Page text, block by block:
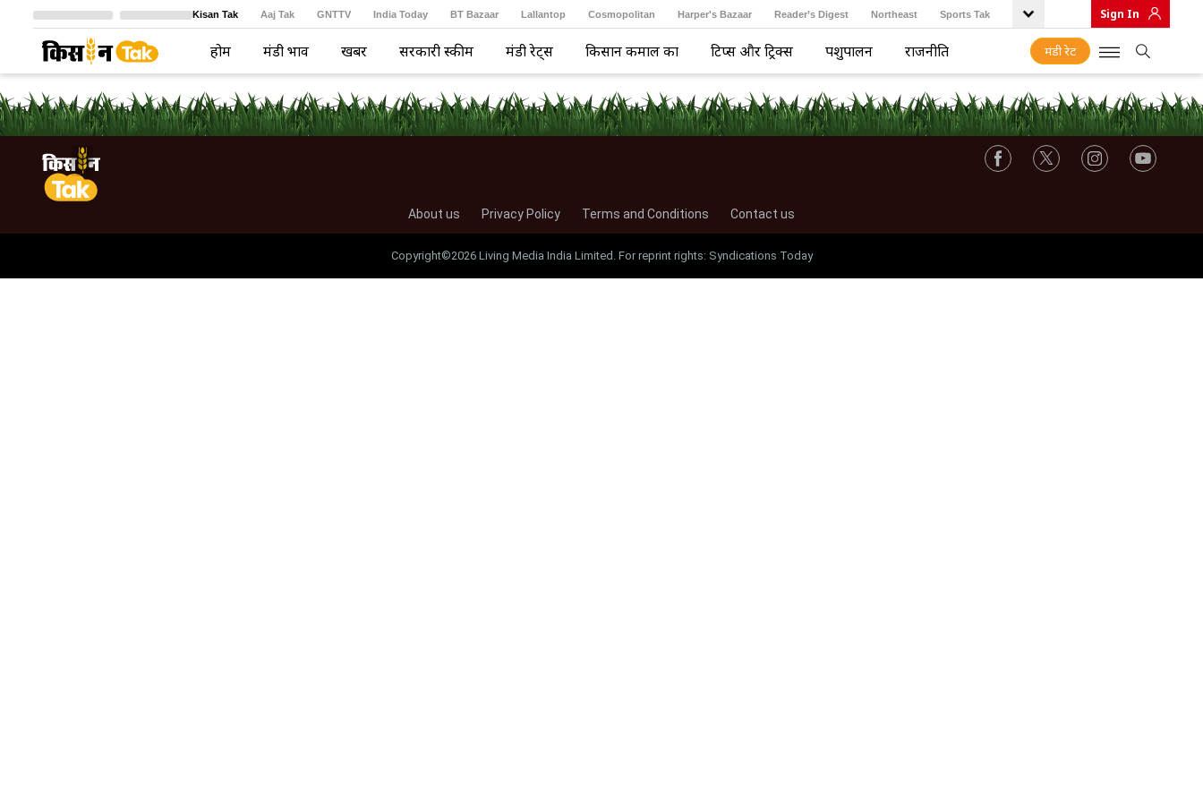
Kisan Tak Aaj Tak GNTTV India Today BT Bazaar Lallantop Cosmopolitan Harper's Bazaar Reader’s Digest Northeast Sports Tak
Crime Tak Astro Tak
Sign In
होम मंडी भाव खबरें सरकारी स्कीम मंडी रेट्स किसान कमाल का टिप्स और ट्रिक्स पशुपालन राजनीति मंडी रेट
About us Privacy Policy Terms and Conditions Contact us
Copyright©2026 Living Media India Limited. For reprint rights: Syndications Today